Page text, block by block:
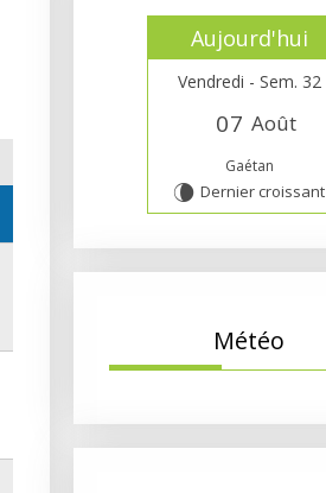
Aujourd'hui
Vendredi - Sem. 32
07 Août
Gaétan
V Dernier croissant
Météo